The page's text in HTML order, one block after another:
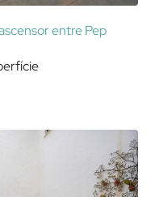
entre Pep